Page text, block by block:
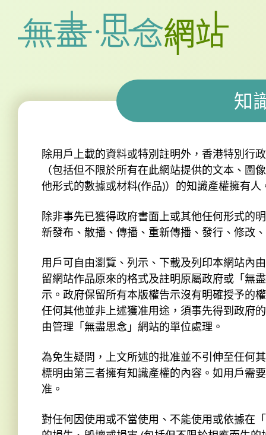
知
除用戶上載的資料或特別註明外，香港特別行
（包括但不限於所有在此網站提供的文本、
他形式的數據或材料(作品)）的知識產權擁有人
除非事先已獲得政府書面上或其他任何形式的
新發布、散播、傳播、重新傳播、發行、修改
用戶可自由瀏覽、列示、下載及列印本網站內
留網站作品原來的格式及註明原屬政府或「無
示。政府保留所有本版權告示沒有明確授予的
任何其他並非上述獲准用途，須事先得到政府
由管理「無盡思念」網站的單位處理。
為免生疑問，上文所述的批准並不引伸至任何
標明由第三者擁有知識產權的內容。如用戶需
准。
對任何因使用或不當使用、不能使用或依據在